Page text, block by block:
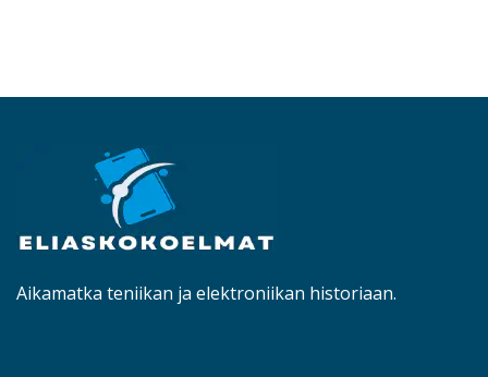
Aikamatka teniikan ja elektroniikan historiaan.